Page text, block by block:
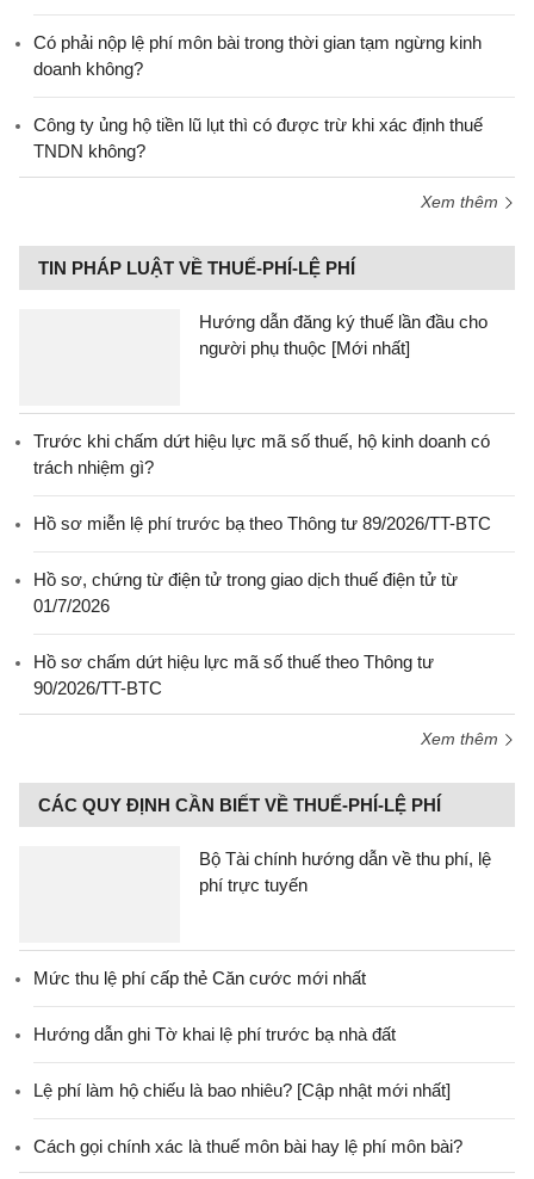
Có phải nộp lệ phí môn bài trong thời gian tạm ngừng kinh
doanh không?
Công ty ủng hộ tiền lũ lụt thì có được trừ khi xác định thuế
TNDN không?
Xem thêm
TIN PHÁP LUẬT VỀ THUẾ-PHÍ-LỆ PHÍ
Hướng dẫn đăng ký thuế lần đầu cho
người phụ thuộc [Mới nhất]
Trước khi chấm dứt hiệu lực mã số thuế, hộ kinh doanh có
trách nhiệm gì?
Hồ sơ miễn lệ phí trước bạ theo Thông tư 89/2026/TT-BTC
Hồ sơ, chứng từ điện tử trong giao dịch thuế điện tử từ
01/7/2026
Hồ sơ chấm dứt hiệu lực mã số thuế theo Thông tư
90/2026/TT-BTC
Xem thêm
CÁC QUY ĐỊNH CẦN BIẾT VỀ THUẾ-PHÍ-LỆ PHÍ
Bộ Tài chính hướng dẫn về thu phí, lệ
phí trực tuyến
Mức thu lệ phí cấp thẻ Căn cước mới nhất
Hướng dẫn ghi Tờ khai lệ phí trước bạ nhà đất
Lệ phí làm hộ chiếu là bao nhiêu? [Cập nhật mới nhất]
Cách gọi chính xác là thuế môn bài hay lệ phí môn bài?